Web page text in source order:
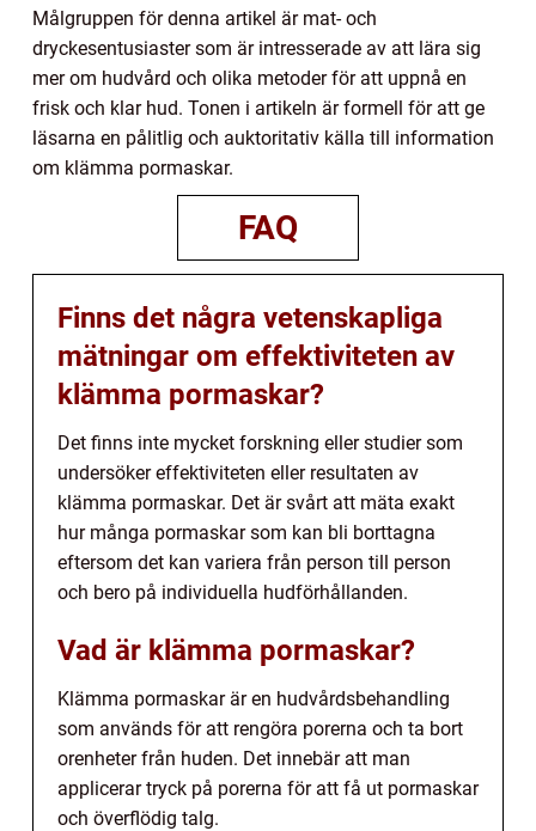
Målgruppen för denna artikel är mat- och
dryckesentusiaster som är intresserade av att lära sig
mer om hudvård och olika metoder för att uppnå en
frisk och klar hud. Tonen i artikeln är formell för att ge
läsarna en pålitlig och auktoritativ källa till information
om klämma pormaskar.
FAQ
Finns det några vetenskapliga
mätningar om effektiviteten av
klämma pormaskar?
Det finns inte mycket forskning eller studier som
undersöker effektiviteten eller resultaten av
klämma pormaskar. Det är svårt att mäta exakt
hur många pormaskar som kan bli borttagna
eftersom det kan variera från person till person
och bero på individuella hudförhållanden.
Vad är klämma pormaskar?
Klämma pormaskar är en hudvårdsbehandling
som används för att rengöra porerna och ta bort
orenheter från huden. Det innebär att man
applicerar tryck på porerna för att få ut pormaskar
och överflödig talg.